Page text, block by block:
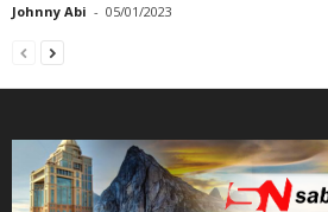
Johnny Abi - 05/01/2023